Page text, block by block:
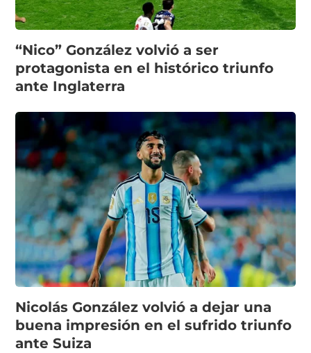
“Nico” González volvió a ser
protagonista en el histórico triunfo
ante Inglaterra
Nicolás González volvió a dejar una
buena impresión en el sufrido triunfo
ante Suiza